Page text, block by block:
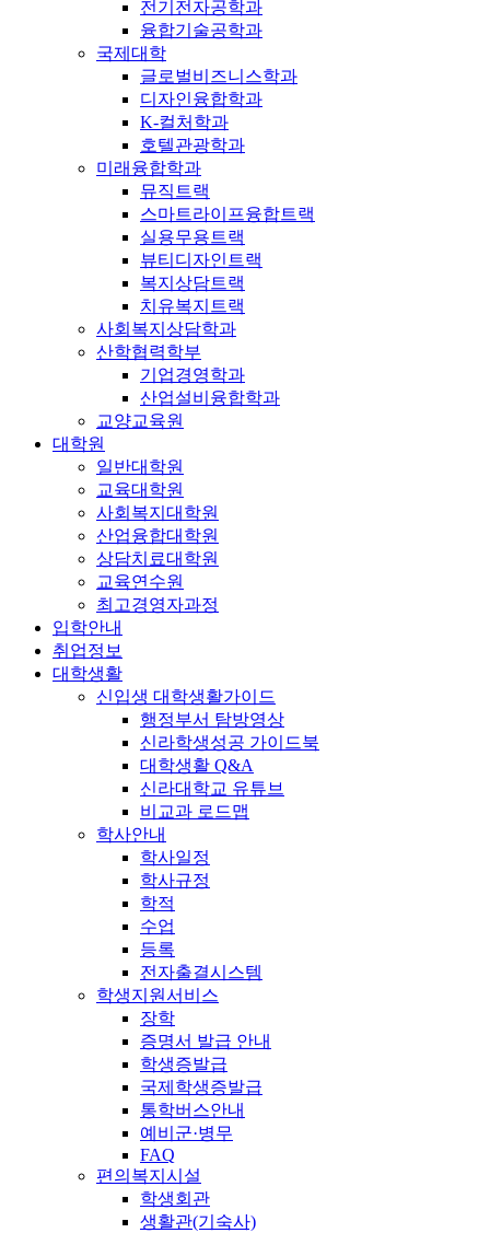
전기전자공학과
융합기술공학과
국제대학
글로벌비즈니스학과
디자인융합학과
K-컬처학과
호텔관광학과
미래융합학과
뮤직트랙
스마트라이프융합트랙
실용무용트랙
뷰티디자인트랙
복지상담트랙
치유복지트랙
사회복지상담학과
산학협력학부
기업경영학과
산업설비융합학과
교양교육원
대학원
일반대학원
교육대학원
사회복지대학원
산업융합대학원
상담치료대학원
교육연수원
최고경영자과정
입학안내
취업정보
대학생활
신입생 대학생활가이드
행정부서 탐방영상
신라학생성공 가이드북
대학생활 Q&A
신라대학교 유튜브
비교과 로드맵
학사안내
학사일정
학사규정
학적
수업
등록
전자출결시스템
학생지원서비스
장학
증명서 발급 안내
학생증발급
국제학생증발급
통학버스안내
예비군·병무
FAQ
편의복지시설
학생회관
생활관(기숙사)